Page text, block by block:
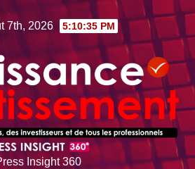
7th, 2026 5:10:36 PM
Insight 360